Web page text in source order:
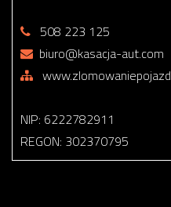
508 223 125
biuro@kasacja-aut.com
NIP: 6222782911
REGON: 302370795